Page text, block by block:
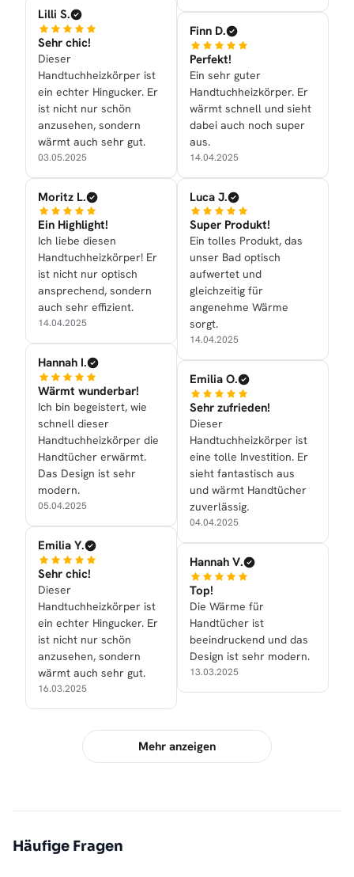
Lilli S.
Sehr chic!
Dieser
Handtuchheizkörper ist
ein echter Hingucker. Er
ist nicht nur schön
anzusehen, sondern
wärmt auch sehr gut.
03.05.2025
Moritz L.
Ein Highlight!
Ich liebe diesen
Handtuchheizkörper! Er
ist nicht nur optisch
ansprechend, sondern
auch sehr effizient.
14.04.2025
Hannah I.
Wärmt wunderbar!
Ich bin begeistert, wie
schnell dieser
Handtuchheizkörper die
Handtücher erwärmt.
Das Design ist sehr
modern.
05.04.2025
Emilia Y.
Sehr chic!
Dieser
Handtuchheizkörper ist
ein echter Hingucker. Er
ist nicht nur schön
anzusehen, sondern
wärmt auch sehr gut.
16.03.2025
Finn D.
Perfekt!
Ein sehr guter
Handtuchheizkörper. Er
wärmt schnell und sieht
dabei auch noch super
aus.
14.04.2025
Luca J.
Super Produkt!
Ein tolles Produkt, das
unser Bad optisch
aufwertet und
gleichzeitig für
angenehme Wärme
sorgt.
14.04.2025
Emilia O.
Sehr zufrieden!
Dieser
Handtuchheizkörper ist
eine tolle Investition. Er
sieht fantastisch aus
und wärmt Handtücher
zuverlässig.
04.04.2025
Hannah V.
Top!
Die Wärme für
Handtücher ist
beeindruckend und das
Design ist sehr modern.
13.03.2025
Mehr anzeigen
Häufige Fragen